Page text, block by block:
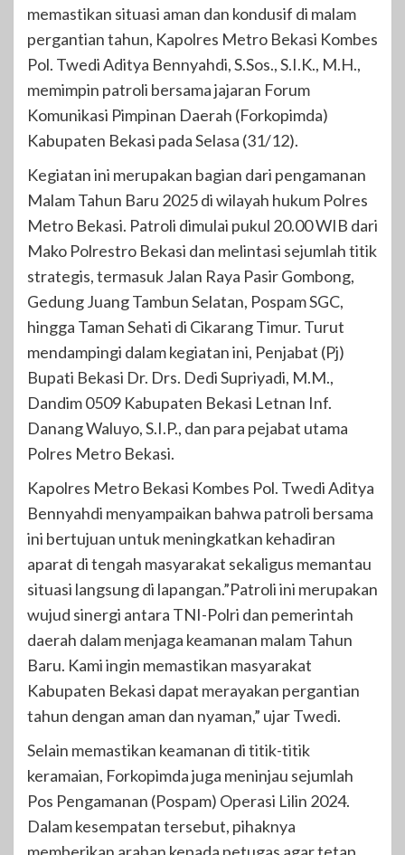
memastikan situasi aman dan kondusif di malam
pergantian tahun, Kapolres Metro Bekasi Kombes
Pol. Twedi Aditya Bennyahdi, S.Sos., S.I.K., M.H.,
memimpin patroli bersama jajaran Forum
Komunikasi Pimpinan Daerah (Forkopimda)
Kabupaten Bekasi pada Selasa (31/12).
Kegiatan ini merupakan bagian dari pengamanan
Malam Tahun Baru 2025 di wilayah hukum Polres
Metro Bekasi. Patroli dimulai pukul 20.00 WIB dari
Mako Polrestro Bekasi dan melintasi sejumlah titik
strategis, termasuk Jalan Raya Pasir Gombong,
Gedung Juang Tambun Selatan, Pospam SGC,
hingga Taman Sehati di Cikarang Timur. Turut
mendampingi dalam kegiatan ini, Penjabat (Pj)
Bupati Bekasi Dr. Drs. Dedi Supriyadi, M.M.,
Dandim 0509 Kabupaten Bekasi Letnan Inf.
Danang Waluyo, S.I.P., dan para pejabat utama
Polres Metro Bekasi.
Kapolres Metro Bekasi Kombes Pol. Twedi Aditya
Bennyahdi menyampaikan bahwa patroli bersama
ini bertujuan untuk meningkatkan kehadiran
aparat di tengah masyarakat sekaligus memantau
situasi langsung di lapangan.”Patroli ini merupakan
wujud sinergi antara TNI-Polri dan pemerintah
daerah dalam menjaga keamanan malam Tahun
Baru. Kami ingin memastikan masyarakat
Kabupaten Bekasi dapat merayakan pergantian
tahun dengan aman dan nyaman,” ujar Twedi.
Selain memastikan keamanan di titik-titik
keramaian, Forkopimda juga meninjau sejumlah
Pos Pengamanan (Pospam) Operasi Lilin 2024.
Dalam kesempatan tersebut, pihaknya